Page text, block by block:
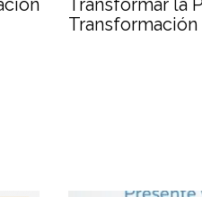
Transformar la